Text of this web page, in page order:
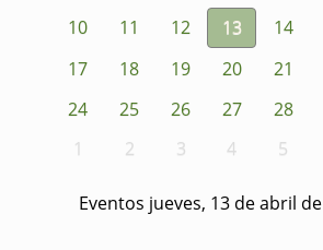
10
11 12 13 14
17
18 19 20 21
24
25 26 27 28
1
2 3 4 5
Eventos jueves, 13 de abril